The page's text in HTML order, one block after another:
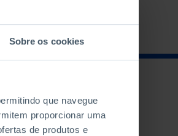
Sobre os cookies
que navegue
proporcionar uma
de produtos e